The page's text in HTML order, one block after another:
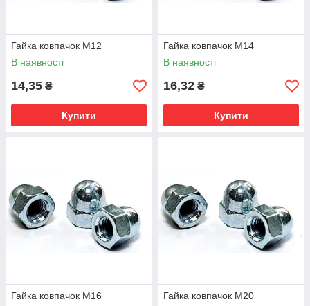
Гайка ковпачок М12
В наявності
14,35 ₴
Купити
Гайка ковпачок М14
В наявності
16,32 ₴
Купити
Гайка ковпачок М16
Гайка ковпачок М20